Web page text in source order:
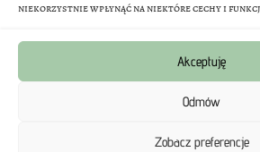
niekorzystnie wpłynąć na niektóre cechy i
Akceptuję
Odmów
Zobacz preferencje
Metody Płatności
Polityka zwrotów i